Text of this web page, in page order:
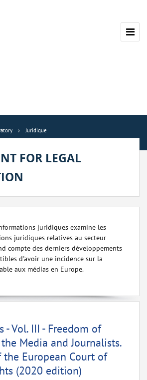
Juridique
FOR LEGAL
juridiques examine les
juridiques relatives au secteur
compte des derniers développements
d'avoir une incidence sur la
aux médias en Europe.
- Vol. III - Freedom of
Media and Journalists.
the European Court of
(2020 edition)